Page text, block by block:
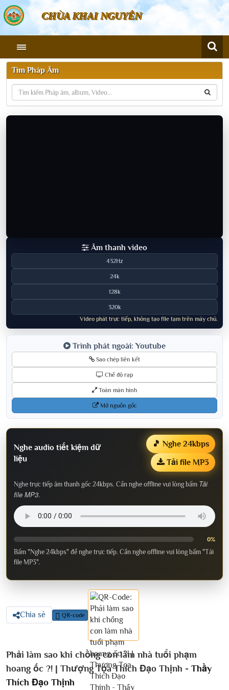
CHÙA KHAI NGUYÊN
Tìm Pháp Âm
Âm thanh video
432Hz
24k
128k
320k
Video phát trực tiếp, không tạo file tạm trên máy chủ.
Trình phát ngoài: Youtube
Sao chép liên kết
Chế độ rạp
Toàn màn hình
Mở nguồn gốc
Nghe audio tiết kiệm dữ
liệu
🎵 Nghe 24kbps
Tải file MP3
Nghe trực tiếp âm thanh gốc 24kbps. Cần nghe offline vui lòng bấm Tải
file MP3.
0%
Bấm "Nghe 24kbps" để nghe trực tiếp. Cần nghe offline vui lòng bấm "Tải
file MP3".
Chia sẻ QR-code
Phải làm sao khi chồng con làm nhà tuổi phạm
hoang ốc ?! | Thượng Tọa Thích Đạo Thịnh - Thầy
Thích Đạo Thịnh